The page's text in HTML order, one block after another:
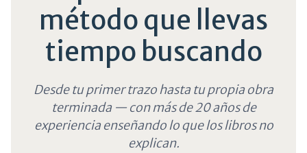
método que llevas
tiempo buscando
Desde tu primer trazo hasta tu propia obra
terminada — con más de 20 años de
experiencia enseñando lo que los libros no
explican.